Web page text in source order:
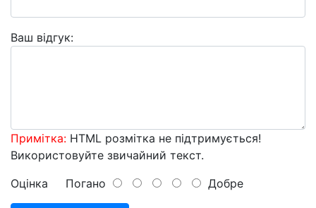
Ваш відгук:
Примітка: HTML розмітка не підтримується!
Використовуйте звичайний текст.
Оцінка Погано Добре